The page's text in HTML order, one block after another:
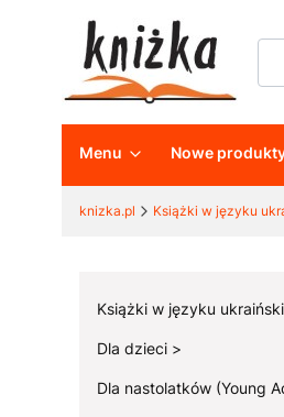
Menu Nowe
knizka.pl Książki w języku
Książki w języku
Dla dzieci
Dla nastolatków (Young